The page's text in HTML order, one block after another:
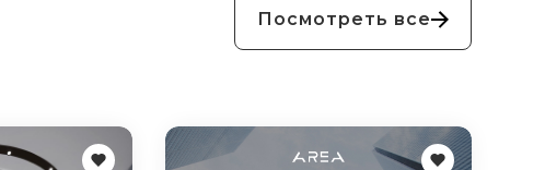
Посмотреть все